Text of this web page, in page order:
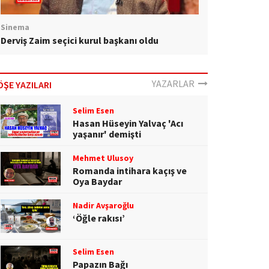
Sinema
Derviş Zaim seçici kurul başkanı oldu
YAZILARI YAZARLAR
Selim Esen
Hasan Hüseyin Yalvaç 'Acı
yaşanır' demişti
Mehmet Ulusoy
Romanda intihara kaçış ve
Oya Baydar
Nadir Avşaroğlu
‘Öğle rakısı’
Selim Esen
Papazın Bağı